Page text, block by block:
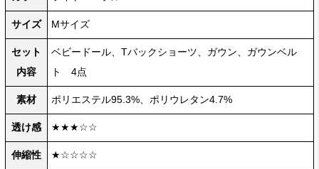
サイズ Mサイズ
セット
内容
ベビードール、Tバックショーツ、ガウン、ガウンベル
ト 4点
素材 ポリエステル95.3%、ポリウレタン4.7%
透け感 ★★★☆☆
伸縮性 ★☆☆☆☆